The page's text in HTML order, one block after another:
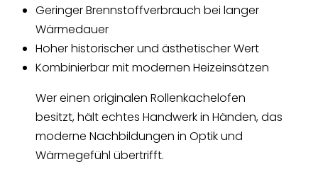
Geringer Brennstoffverbrauch bei langer
Wärmedauer
Hoher historischer und ästhetischer Wert
Kombinierbar mit modernen Heizeinsätzen
Wer einen originalen Rollenkachelofen
besitzt, hält echtes Handwerk in Händen, das
moderne Nachbildungen in Optik und
Wärmegefühl übertrifft.